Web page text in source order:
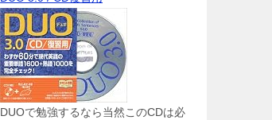
DUOで勉強するなら当然このCDは必